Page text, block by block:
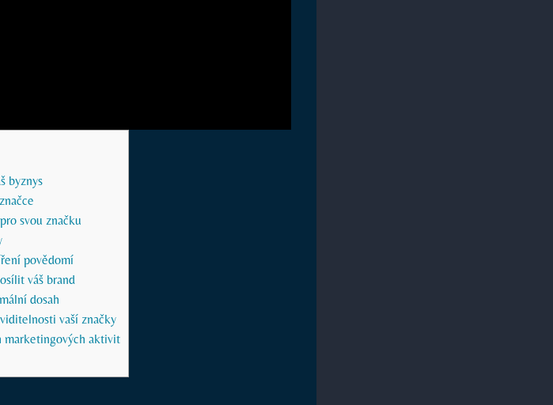
byznys
svou značku
povědomí
váš brand
dosah
vaší značky
marketingových aktivit